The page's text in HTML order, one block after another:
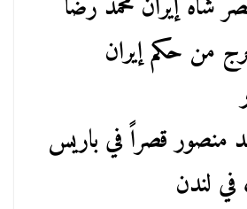
من حكم إيران
منصور قصراً في باريس
في لندن